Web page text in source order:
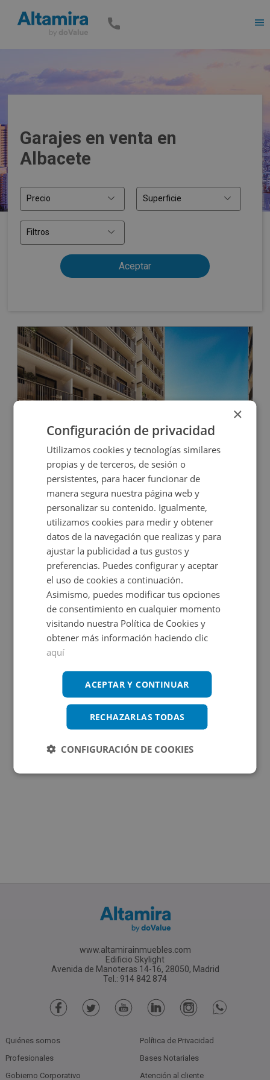
Garajes en venta en
Albacete
Precio Superficie
Filtros
OBRA NUEVA
Cl Elche S/n, 03690 San Vicente Raspeig -
Impuestos no incluidos
8 inmuebles disponibles
Desde 20.000€
+ 10,35m
OBRA NUEVA
Papa Calixto Iii 8, 46780 Oliva - Valencia
Impuestos no incluidos
4 inmuebles disponibles
Desde 3.000€
www.altamirainmuebles.com
Edificio Skylight
Avenida de Manoteras 14-16, 28050, Madrid
Tel.: 914 842 874
Quiénes somos
Profesionales
Gobierno Corporativo
Política de Privacidad
Bases Notariales
Atención al cliente
×
Configuración de privacidad
Utilizamos cookies y tecnologías similares
propias y de terceros, de sesión o
persistentes, para hacer funcionar de
manera segura nuestra página web y
personalizar su contenido. Igualmente,
utilizamos cookies para medir y obtener
datos de la navegación que realizas y para
ajustar la publicidad a tus gustos y
preferencias. Puedes configurar y aceptar
el uso de cookies a continuación.
Asimismo, puedes modificar tus opciones
de consentimiento en cualquier momento
visitando nuestra Política de Cookies y
obtener más información haciendo clic
aquí
ACEPTAR Y CONTINUAR
RECHAZARLAS TODAS
CONFIGURACIÓN DE COOKIES